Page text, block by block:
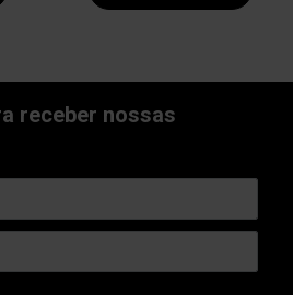
receber nossas